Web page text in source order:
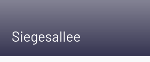
Siegesallee